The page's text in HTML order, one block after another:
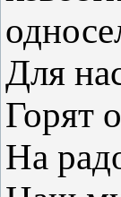
Для
Горят
На